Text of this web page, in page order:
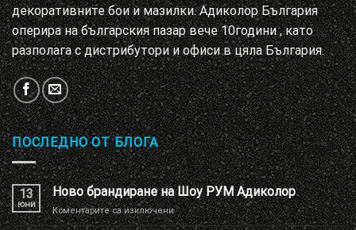
декоративните бои и мазилки. Адиколор България
оперира на българския пазар вече 10години , като
разполага с дистрибутори и офиси в цяла България.
ПОСЛЕДНО ОТ БЛОГА
13
юни
Ново брандиране на Шоу РУМ Адиколор
Коментарите са изключениза
Ново